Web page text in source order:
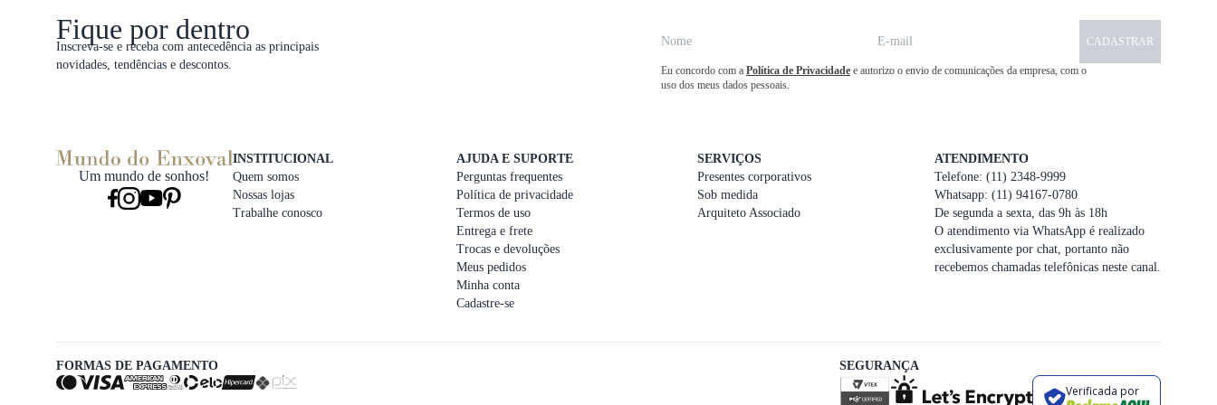
Fique por dentro
Inscreva-se e receba com antecedência as principais
novidades, tendências e descontos.
CADASTRAR
Eu concordo com a Política de Privacidade e autorizo o envio de comunicações da empresa, com o
uso dos meus dados pessoais.
Um mundo de sonhos!
INSTITUCIONAL
Quem somos
Nossas lojas
Trabalhe conosco
AJUDA E SUPORTE
Perguntas frequentes
Política de privacidade
Termos de uso
Entrega e frete
Trocas e devoluções
Meus pedidos
Minha conta
Cadastre-se
SERVIÇOS
Presentes corporativos
Sob medida
Arquiteto Associado
ATENDIMENTO
Telefone: (11) 2348-9999
Whatsapp: (11) 94167-0780
De segunda a sexta, das 9h às 18h
O atendimento via WhatsApp é realizado
exclusivamente por chat, portanto não
recebemos chamadas telefônicas neste canal.
FORMAS DE PAGAMENTO SEGURANÇA
Verificada por